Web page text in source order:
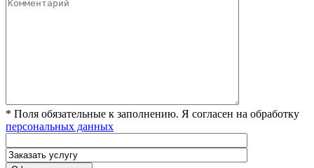
* Поля обязательные к заполнению. Я согласен на обработку
персональных данных